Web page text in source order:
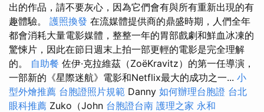
出的作品，請不要灰心，因為它們會有與所有重新出現的有
趣體驗。 護照換發 在流媒體提供商的鼎盛時期，人們全年
都會消耗大量電影媒體，整整一年的胃部戲劇和鮮血冰凍的
驚悚片，因此在節日週末上拍一部更輕的電影是完全理解
的。 自助餐 佐伊·克拉維茲（ZoëKravitz）的第一任導演，
一部新的《星際迷航》電影和Netflix最大的成功之一... 小
型外燴推薦 台胞證照片規範 Danny 如何辦理台胞證 台北
眼科推薦 Zuko（John 台胞證台南 護理之家 永和